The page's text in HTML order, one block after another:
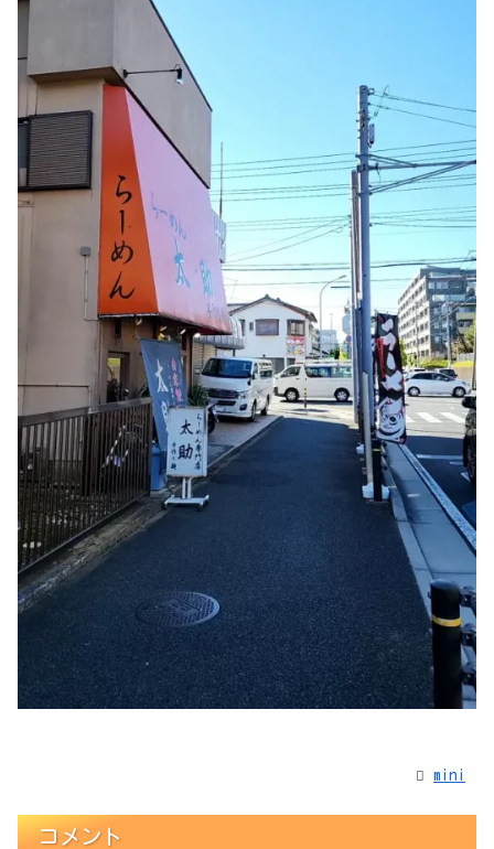
mini
コメント